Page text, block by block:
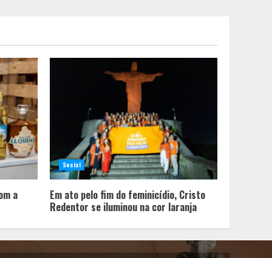
a
Social
Em ato pelo fim do feminicídio, Cristo
Redentor se iluminou na cor laranja